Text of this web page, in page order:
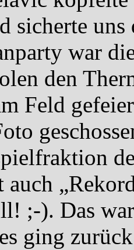
sicherte
war
den
Feld
auch
;-). Das
ging